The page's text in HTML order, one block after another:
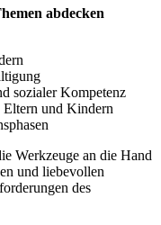
abdecken
sozialer Kompetenz
und Kindern
Werkzeuge an die Hand
und liebevollen
des